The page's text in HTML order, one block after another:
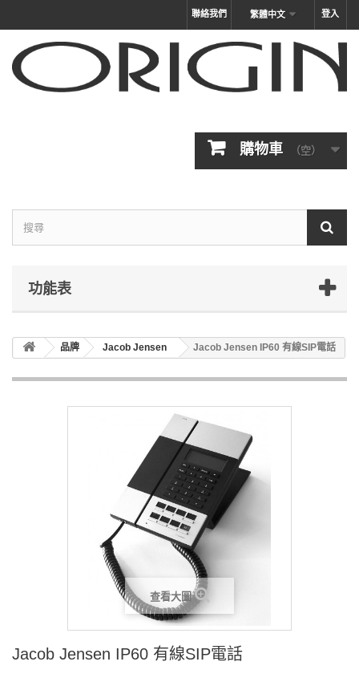
登入
繁體中文
聯絡我們
購物車 （空）
功能表
品牌 Jacob Jensen Jacob Jensen IP60 有線SIP電話
查看大圖
Jacob Jensen IP60 有線SIP電話